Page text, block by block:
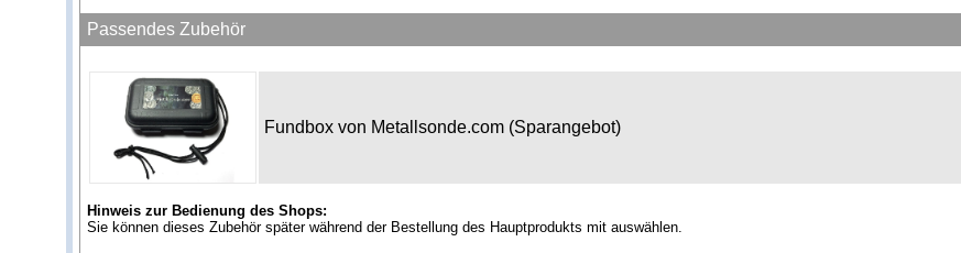
Passendes Zubehör
Fundbox von Metallsonde.com (Sparangebot)
Hinweis zur Bedienung des Shops:
Sie können dieses Zubehör später während der Bestellung des Hauptprodukts mit auswählen.